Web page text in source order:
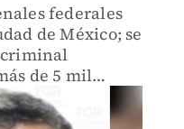
federales
de México; se
de 5 mil
contratos